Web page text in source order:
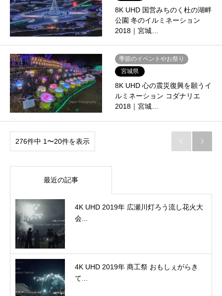
8K UHD 国営みちのく杜の湖畔
公園 冬のイルミネーション
2018｜宮城…
季節のイベントやお祭り
宮城県
8K UHD 心の震災復興を願うイ
ルミネーション コダナリエ
2018｜宮城…
276件中 1〜20件を表示  
最近の記事
4K UHD 2019年 広瀬川灯ろう流し花火大
会...
4K UHD 2019年 商工祭 おもしぇがらき
て...